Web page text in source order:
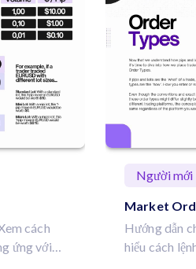
cách
ứng với
Người mới
Market
Hướng dẫn
hiểu cách